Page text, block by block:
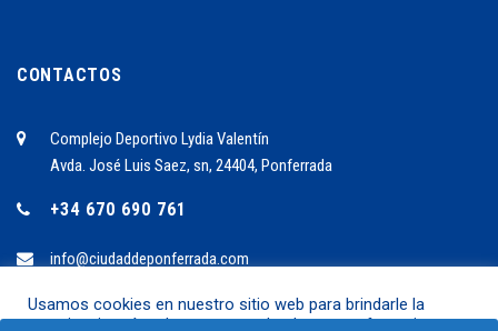
CONTACTOS
Complejo Deportivo Lydia Valentín
Avda. José Luis Saez, sn, 24404, Ponferrada
+34 670 690 761
info@ciudaddeponferrada.com
Usamos cookies en nuestro sitio web para brindarle la
experiencia más relevante recordando sus preferencias y